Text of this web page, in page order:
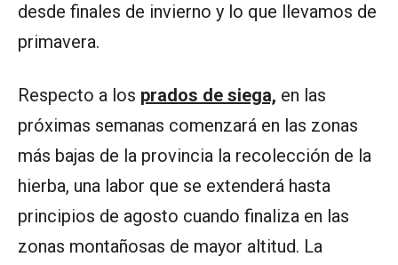
desde finales de invierno y lo que llevamos de
primavera.
Respecto a los prados de siega, en las
próximas semanas comenzará en las zonas
más bajas de la provincia la recolección de la
hierba, una labor que se extenderá hasta
principios de agosto cuando finaliza en las
zonas montañosas de mayor altitud. La